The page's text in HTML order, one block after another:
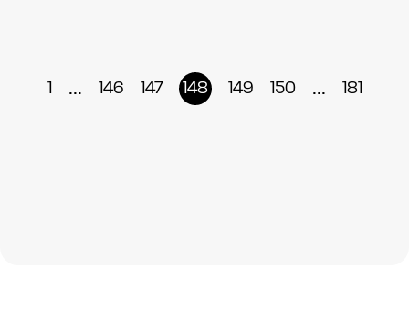
1 ... 146 147 148 149 150 ... 181